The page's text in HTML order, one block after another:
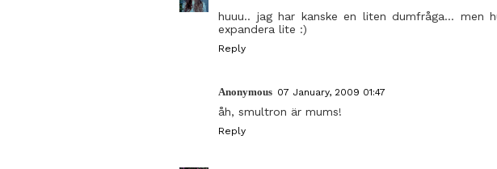
huuu.. jag har kanske en liten dumfråga...
expandera lite :)
Reply
Anonymous 07 January, 2009 01:47
åh, smultron är mums!
Reply